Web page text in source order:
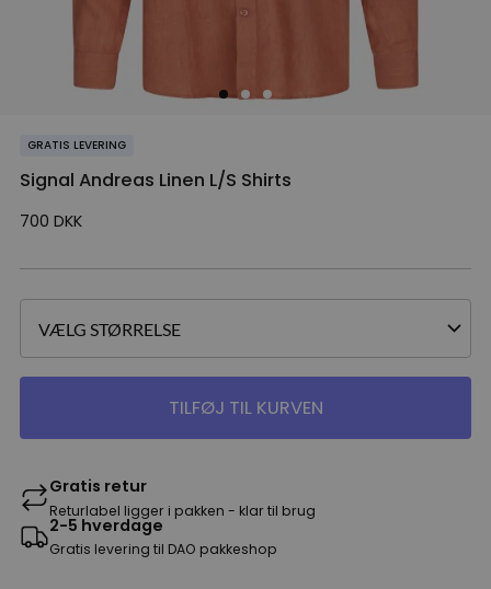
GRATIS LEVERING
Signal Andreas Linen L/S Shirts
700 DKK
TILFØJ TIL KURVEN
Gratis retur
Returlabel ligger i pakken - klar til brug
2-5 hverdage
Gratis levering til DAO pakkeshop